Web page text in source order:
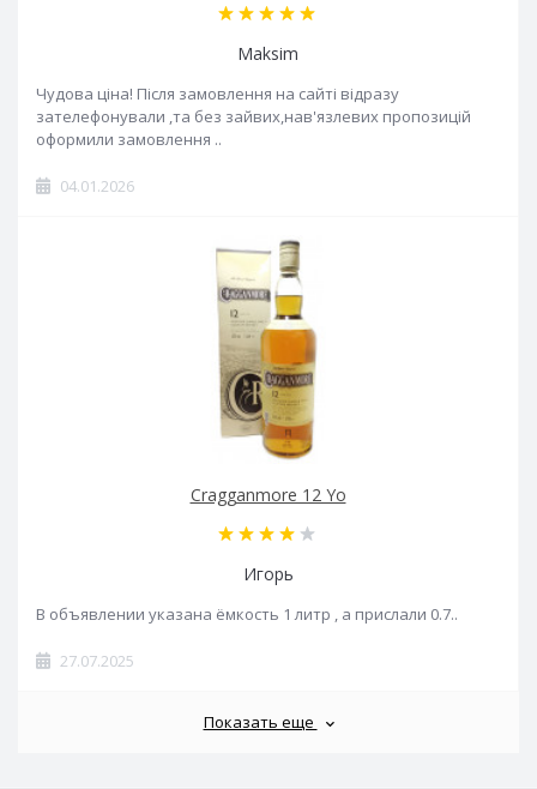
Maksim
Чудова ціна! Після замовлення на сайті відразу
зателефонували ,та без зайвих,нав'язлевих пропозицій
оформили замовлення ..
04.01.2026
Cragganmore 12 Yo
Игорь
В объявлении указана ёмкость 1 литр , а прислали 0.7..
27.07.2025
Показать еще